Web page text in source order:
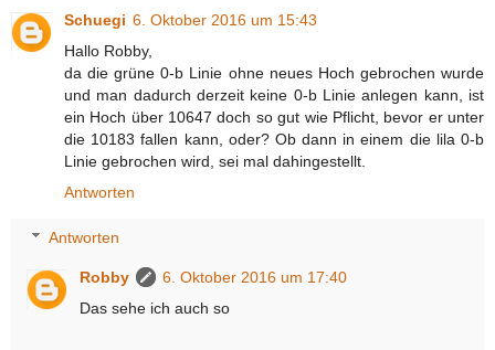
Schuegi 6. Oktober 2016 um 15:43
Hallo Robby,
da die grüne 0-b Linie ohne neues Hoch gebrochen wurde
und man dadurch derzeit keine 0-b Linie anlegen kann, ist
ein Hoch über 10647 doch so gut wie Pflicht, bevor er unter
die 10183 fallen kann, oder? Ob dann in einem die lila 0-b
Linie gebrochen wird, sei mal dahingestellt.
Antworten
Antworten
Robby
6. Oktober 2016 um 17:40
Das sehe ich auch so